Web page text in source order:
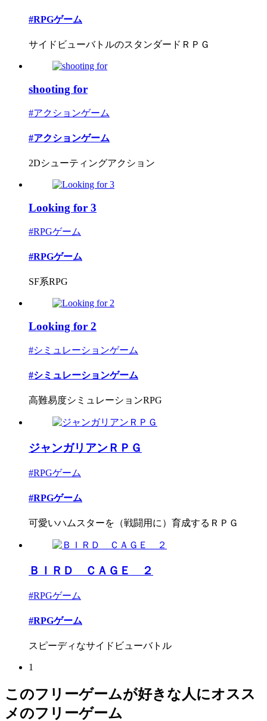
#RPGゲーム
サイドビューバトルのスタンダードＲＰＧ
shooting for
#アクションゲーム
#アクションゲーム
2Dシューティングアクション
Looking for 3
#RPGゲーム
#RPGゲーム
SF系RPG
Looking for 2
#シミュレーションゲーム
#シミュレーションゲーム
高難易度シミュレーションRPG
ジャンガリアンＲＰＧ
#RPGゲーム
#RPGゲーム
可愛いハムスターを（戦闘用に）育成するＲＰＧ
ＢＩＲＤ ＣＡＧＥ ２
#RPGゲーム
#RPGゲーム
スピーディなサイドビューバトル
1
このフリーゲームが好きな人にオスス
メのフリーゲーム